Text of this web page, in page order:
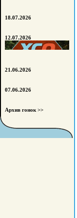
18.07.2026
12.07.2026
21.06.2026
07.06.2026
Архив гонок >>